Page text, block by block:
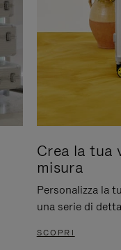
Crea la tua
misura
Personalizza la
una serie di
SCOPRI